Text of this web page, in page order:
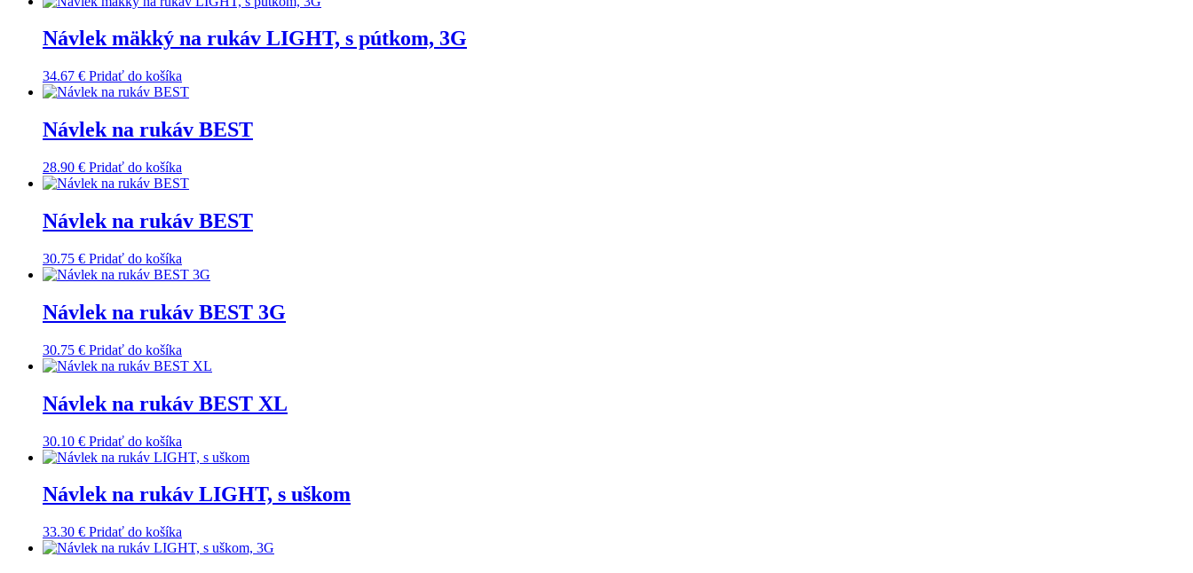
Návlek mäkký na rukáv LIGHT, s pútkom, 3G
34.67 € Pridať do košíka
Návlek na rukáv BEST
28.90 € Pridať do košíka
Návlek na rukáv BEST
30.75 € Pridať do košíka
Návlek na rukáv BEST 3G
30.75 € Pridať do košíka
Návlek na rukáv BEST XL
30.10 € Pridať do košíka
Návlek na rukáv LIGHT, s uškom
33.30 € Pridať do košíka